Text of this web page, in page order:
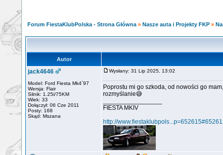
Forum FiestaKlubPolska - Strona Główna » Nasze auta i Projekty FKP »
Autor
jack4646
Model: Ford Fiesta Mk4`97
Wersja: Flair
Silnik: 1.25i/75KM
Wiek: 33
Dołączył: 06 Cze 2011
Posty: 168
Skąd: Mszana
Wysłany: 31 Lip 2025, 13:02
Poprostu mi go szkoda, od nowości go
rozmyślanie😅
FIESTA MKIV
http://